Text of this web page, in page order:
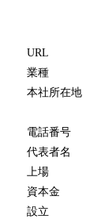
URL
業種
本社所在地
電話番号
代表者名
上場
資本金
設立